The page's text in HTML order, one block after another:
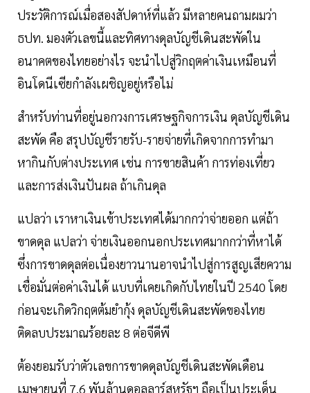
ประวัติการณ์เมื่อสองสัปดาห์ที่แล้ว มีหลายคนถามผมว่า
ธปท. มองตัวเลขนี้และทิศทางดุลบัญชีเดินสะพัดใน
อนาคตของไทยอย่างไร จะนำไปสู่วิกฤตค่าเงินเหมือนที่
อินโดนีเซียกำลังเผชิญอยู่หรือไม่
สำหรับท่านที่อยู่นอกวงการเศรษฐกิจการเงิน ดุลบัญชีเดิน
สะพัด คือ สรุปบัญชีรายรับ-รายจ่ายที่เกิดจากการทำมา
หากินกับต่างประเทศ เช่น การขายสินค้า การท่องเที่ยว
และการส่งเงินปันผล ถ้าเกินดุล
แปลว่า เราหาเงินเข้าประเทศได้มากกว่าจ่ายออก แต่ถ้า
ขาดดุล แปลว่า จ่ายเงินออกนอกประเทศมากกว่าที่หาได้
ซึ่งการขาดดุลต่อเนื่องยาวนานอาจนำไปสู่การสูญเสียความ
เชื่อมั่นต่อค่าเงินได้ แบบที่เคยเกิดกับไทยในปี 2540 โดย
ก่อนจะเกิดวิกฤตต้มยำกุ้ง ดุลบัญชีเดินสะพัดของไทย
ติดลบประมาณร้อยละ 8 ต่อจีดีพี
ต้องยอมรับว่าตัวเลขการขาดดุลบัญชีเดินสะพัดเดือน
เมษายนที่ 7.6 พันล้านดอลลาร์สหรัฐฯ ถือเป็นประเด็น